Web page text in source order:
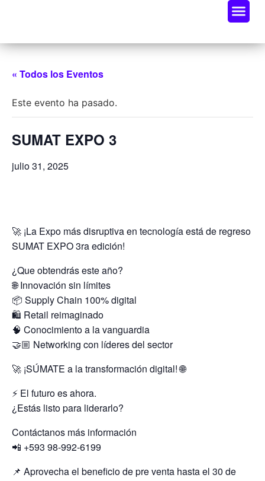
« Todos los Eventos
Este evento ha pasado.
SUMAT EXPO 3
julio 31, 2025
🚀 ¡La Expo más disruptiva en tecnología está de regreso
SUMAT EXPO 3ra edición!
¿Que obtendrás este año?
🌐 Innovación sin límites
📦 Supply Chain 100% digital
🛍️ Retail reimaginado
🧠 Conocimiento a la vanguardia
🤝🏼 Networking con líderes del sector
🚀 ¡SÚMATE a la transformación digital! 🌐
⚡ El futuro es ahora.
¿Estás listo para liderarlo?
Contáctanos más información
📲 +593 98-992-6199
📌 Aprovecha el beneficio de pre venta hasta el 30 de